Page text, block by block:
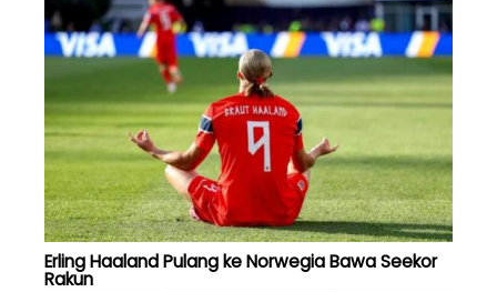
Erling Haaland Pulang ke Norwegia Bawa Seekor
Rakun